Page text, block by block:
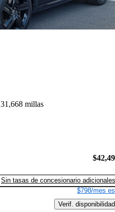
31,668 millas
Sin tasas de concesionario adicionales
$798/mes
Verif. disponibilidad